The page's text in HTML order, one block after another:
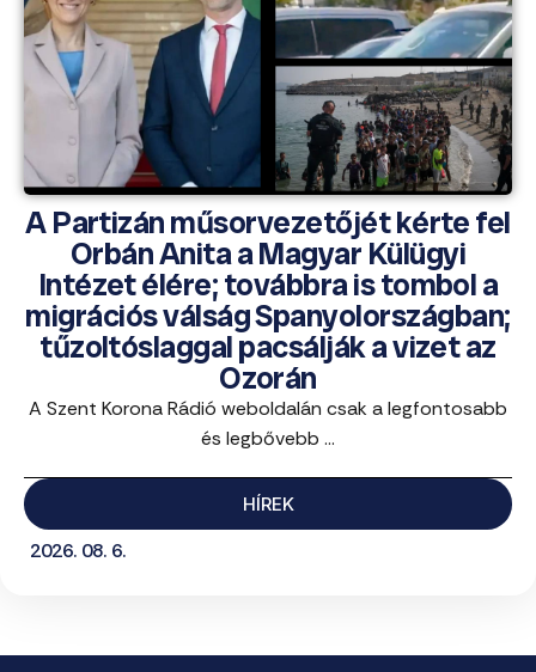
A Partizán műsorvezetőjét kérte fel
Orbán Anita a Magyar Külügyi
Intézet élére; továbbra is tombol a
migrációs válság Spanyolországban;
tűzoltóslaggal pacsálják a vizet az
Ozorán
A Szent Korona Rádió weboldalán csak a legfontosabb
és legbővebb ...
HÍREK
2026. 08. 6.